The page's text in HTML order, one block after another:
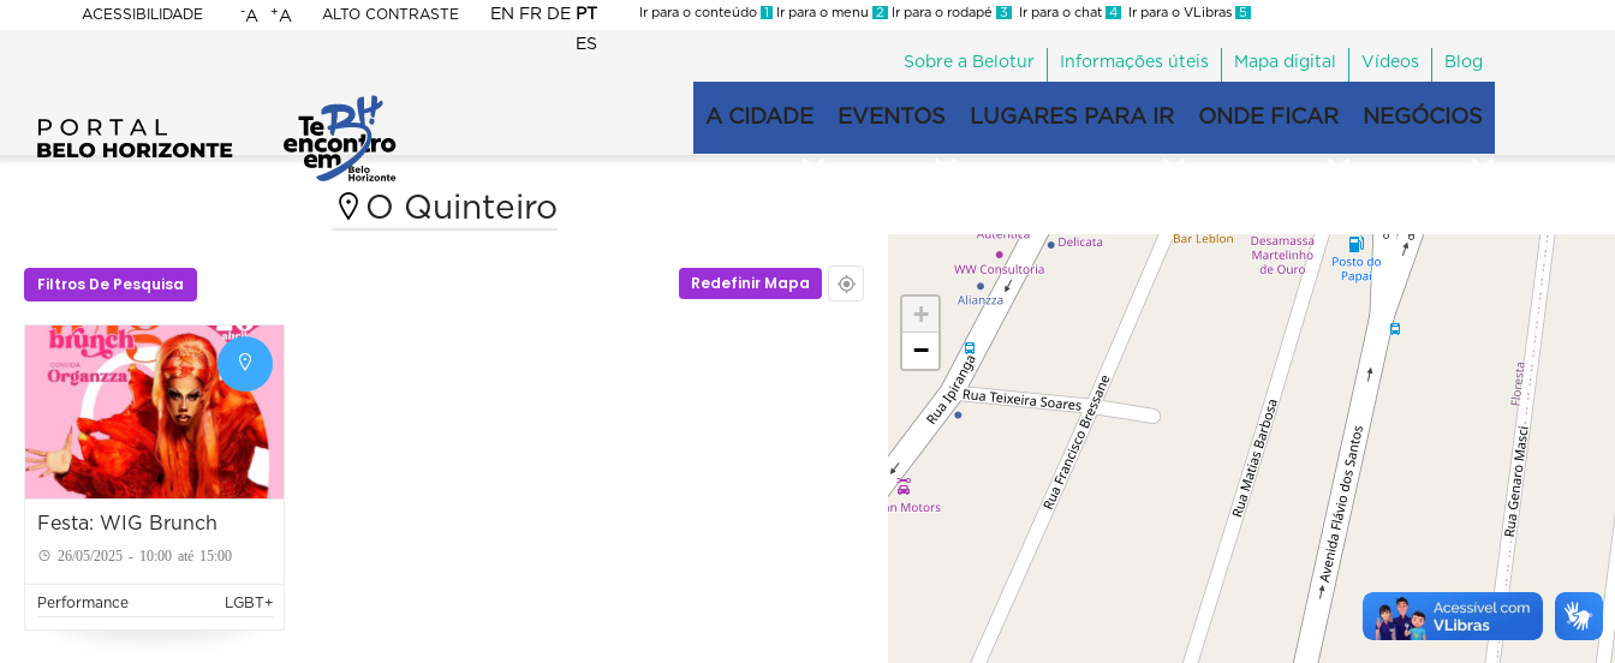
ACESSIBILIDADE
BELO
HORIZONTE
-A +A ALTO CONTRASTE EN FR DE PT
ES
Ir para o conteúdo 1 Ir para o menu 2 Ir para o rodapé 3 Ir para o chat 4 Ir para o VLibras 5
Menu
second
Sobre a Belotur Informações úteis Mapa digital Vídeos Blog
principal
A CIDADE EVENTOS LUGARES PARA IR ONDE FICAR NEGÓCIOS
O Quinteiro
Filtros De Pesquisa Redefinir Mapa
Festa: WIG Brunch
26/05/2025 - 10:00 até 15:00
Performance LGBT+
+
−